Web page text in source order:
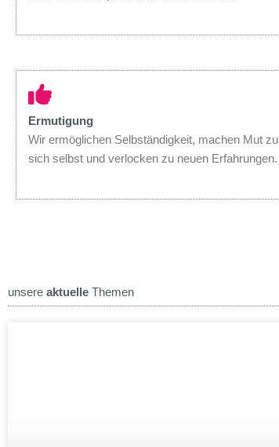
Ermutigung
Wir ermöglichen Selbständigkeit, machen Mut zu
sich selbst und verlocken zu neuen Erfahrungen.
unsere aktuelle Themen